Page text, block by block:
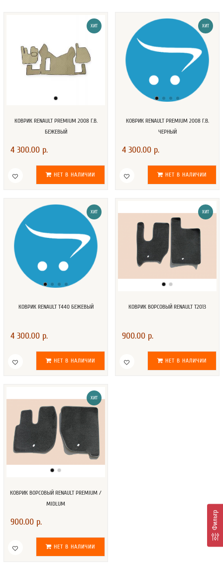
ХИТ
КОВРИК RENAULT PREMIUM 2008 Г.В.
БЕЖЕВЫЙ
4 300.00 р.
НЕТ В НАЛИЧИИ
ХИТ
КОВРИК RENAULT PREMIUM 2008 Г.В.
ЧЕРНЫЙ
4 300.00 р.
НЕТ В НАЛИЧИИ
ХИТ
КОВРИК RENAULT T440 БЕЖЕВЫЙ
4 300.00 р.
НЕТ В НАЛИЧИИ
ХИТ
КОВРИК ВОРСОВЫЙ RENAULT T2013
900.00 р.
НЕТ В НАЛИЧИИ
ХИТ
КОВРИК ВОРСОВЫЙ RENAULT PREMIUM /
MIDLUM
900.00 р.
НЕТ В НАЛИЧИИ
Фильтр